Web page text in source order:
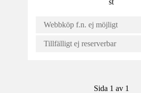
st
Webbköp f.n. ej möjligt
Tillfälligt ej reserverbar
Sida 1 av 1